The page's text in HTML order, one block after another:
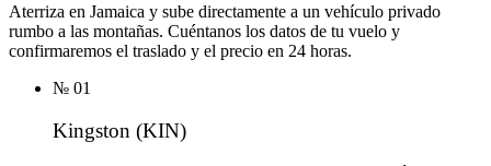
Aterriza en Jamaica y sube directamente a un vehículo privado
rumbo a las montañas. Cuéntanos los datos de tu vuelo y
confirmaremos el traslado y el precio en 24 horas.
№ 01
Kingston (KIN)